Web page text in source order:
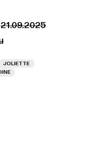
21.09.2025
JOLIETTE